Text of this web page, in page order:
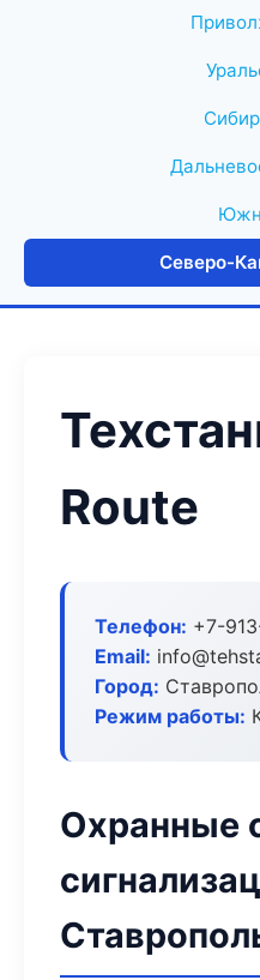
Северо-
Route
Телефон: +7-
Email:
Город:
Режим работы:
Охранные